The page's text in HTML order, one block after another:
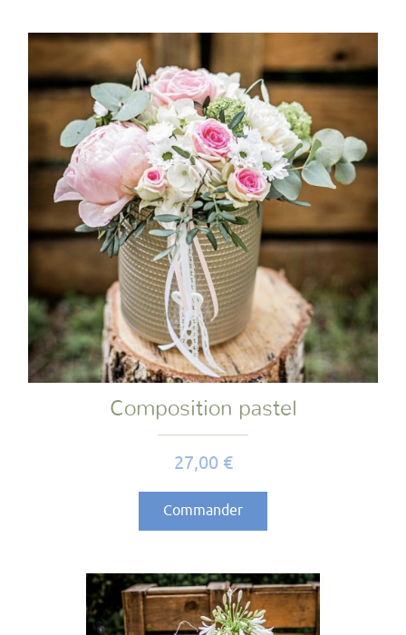
Composition pastel
Prix
27,00 €
Commander